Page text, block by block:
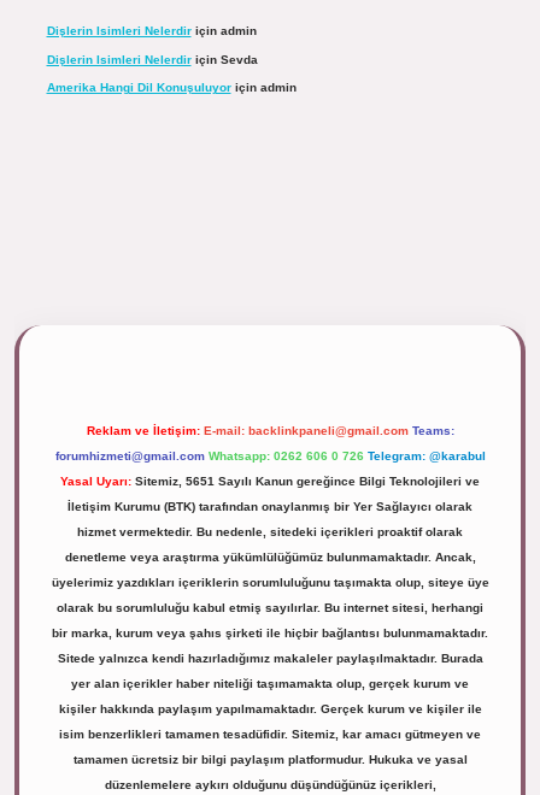
Dişlerin Isimleri Nelerdiriçin admin
Dişlerin Isimleri Nelerdiriçin Sevda
Amerika Hangi Dil Konuşuluyoriçin admin
Reklam ve İletişim: E-mail: backlinkpaneli@gmail.com Teams:
forumhizmeti@gmail.com Whatsapp: 0262 606 0 726 Telegram: @karabul
Yasal Uyarı: Sitemiz, 5651 Sayılı Kanun gereğince Bilgi Teknolojileri ve
İletişim Kurumu (BTK) tarafından onaylanmış bir Yer Sağlayıcı olarak
hizmet vermektedir. Bu nedenle, sitedeki içerikleri proaktif olarak
denetleme veya araştırma yükümlülüğümüz bulunmamaktadır. Ancak,
üyelerimiz yazdıkları içeriklerin sorumluluğunu taşımakta olup, siteye üye
olarak bu sorumluluğu kabul etmiş sayılırlar. Bu internet sitesi, herhangi
bir marka, kurum veya şahıs şirketi ile hiçbir bağlantısı bulunmamaktadır.
Sitede yalnızca kendi hazırladığımız makaleler paylaşılmaktadır. Burada
yer alan içerikler haber niteliği taşımamakta olup, gerçek kurum ve
kişiler hakkında paylaşım yapılmamaktadır. Gerçek kurum ve kişiler ile
isim benzerlikleri tamamen tesadüfidir. Sitemiz, kar amacı gütmeyen ve
tamamen ücretsiz bir bilgi paylaşım platformudur. Hukuka ve yasal
düzenlemelere aykırı olduğunu düşündüğünüz içerikleri,